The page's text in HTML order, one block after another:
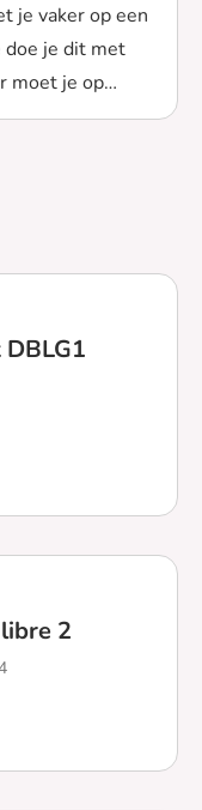
je vaker op een
doe je dit met
moet je op
bij diabetes
DBLG1
2
libre 2